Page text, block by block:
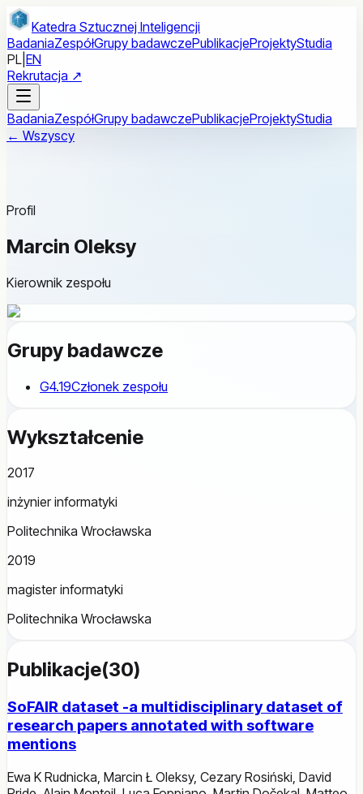
Przejdź do treści głównej
Katedra Sztucznej Inteligencji
BadaniaZespółGrupy badawczePublikacjeProjektyStudia
PL EN
Rekrutacja ↗
BadaniaZespółGrupy badawczePublikacjeProjektyStudia
← Wszyscy
Profil
Marcin Oleksy
Kierownik zespołu
Grupy badawcze
G4.19Członek zespołu
Wykształcenie
2017
inżynier informatyki
Politechnika Wrocławska
2019
magister informatyki
Politechnika Wrocławska
Publikacje(30)
SoFAIR dataset -a multidisciplinary dataset of
research papers annotated with software
mentions
Ewa K Rudnicka Marcin Ł Oleksy, Cezary Rosiński David